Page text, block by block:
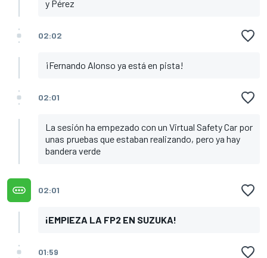
y Pérez
02:02
¡Fernando Alonso ya está en pista!
02:01
La sesión ha empezado con un Virtual Safety Car por
unas pruebas que estaban realizando, pero ya hay
bandera verde
02:01
¡EMPIEZA LA FP2 EN SUZUKA!
01:59